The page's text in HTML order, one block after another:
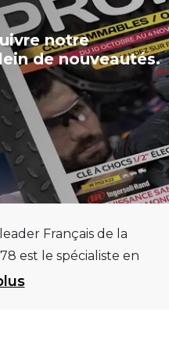
notre
de nouveautés.
Français de la
est le spécialiste en
et centres